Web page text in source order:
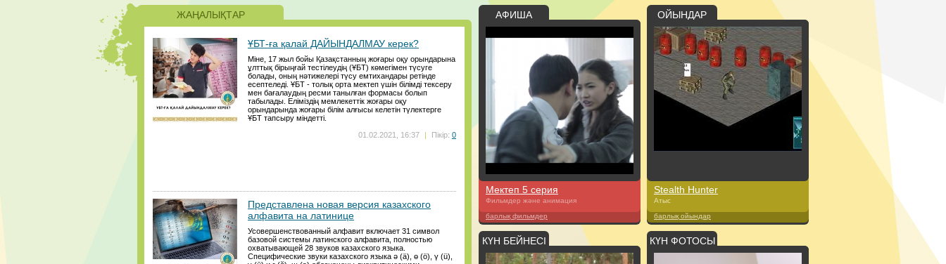
ЖАҢАЛЫҚТАР
ҰБТ-ға қалай ДАЙЫНДАЛМАУ керек?
Міне, 17 жыл бойы Қазақстанның жоғары оқу орындарына
ұлттық бірыңғай тестілеудің (ҰБТ) көмегімен түсуге
болады, оның нәтижелері түсу емтихандары ретінде
есептеледі. ҰБТ - толық орта мектеп үшін білімді тексеру
мен бағалаудың ресми танылған формасы болып
табылады. Еліміздің мемлекеттік жоғары оқу
орындарында жоғары білім алғысы келетін түлектерге
ҰБТ тапсыру міндетті.
01.02.2021, 16:37
| Пікір: 0
Представлена новая версия казахского
алфавита на латинице
Усовершенствованный алфавит включает 31 символ
базовой системы латинского алфавита, полностью
охватывающей 28 звуков казахского языка.
Специфические звуки казахского языка ә (ä), ө (ö), ү (ü),
АФИША
Мектеп 5 серия
Фильмдер және анимация
барлық фильмдер
ОЙЫНДАР
Stealth Hunter
Атыс
барлық ойындар
КҮН БЕЙНЕСІ КҮН ФОТОСЫ